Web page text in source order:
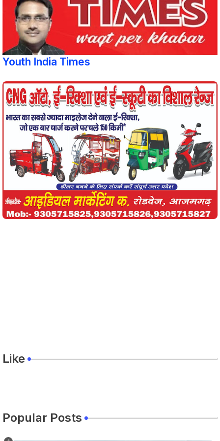
Youth India Times
Like
Popular Posts